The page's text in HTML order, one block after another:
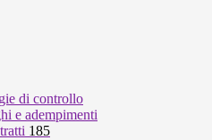
di controllo
e adempimenti
185